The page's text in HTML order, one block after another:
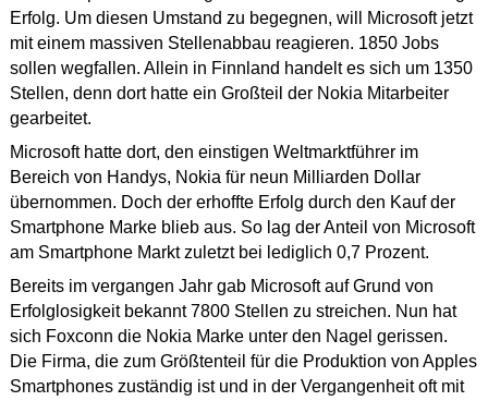
Erfolg. Um diesen Umstand zu begegnen, will Microsoft jetzt
mit einem massiven Stellenabbau reagieren. 1850 Jobs
sollen wegfallen. Allein in Finnland handelt es sich um 1350
Stellen, denn dort hatte ein Großteil der Nokia Mitarbeiter
gearbeitet.
Microsoft hatte dort, den einstigen Weltmarktführer im
Bereich von Handys, Nokia für neun Milliarden Dollar
übernommen. Doch der erhoffte Erfolg durch den Kauf der
Smartphone Marke blieb aus. So lag der Anteil von Microsoft
am Smartphone Markt zuletzt bei lediglich 0,7 Prozent.
Bereits im vergangen Jahr gab Microsoft auf Grund von
Erfolglosigkeit bekannt 7800 Stellen zu streichen. Nun hat
sich Foxconn die Nokia Marke unter den Nagel gerissen.
Die Firma, die zum Größtenteil für die Produktion von Apples
Smartphones zuständig ist und in der Vergangenheit oft mit